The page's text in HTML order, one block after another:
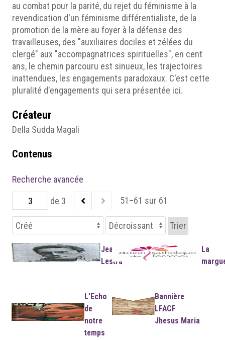
au combat pour la parité, du rejet du féminisme à la
revendication d'un féminisme différentialiste, de la
promotion de la mère au foyer à la défense des
travailleuses, des "auxiliaires dociles et zélées du
clergé" aux "accompagnatrices spirituelles", en cent
ans, le chemin parcouru est sinueux, les trajectoires
inattendues, les engagements paradoxaux. C'est cette
pluralité d'engagements qui sera présentée ici.
Créateur
Della Sudda Magali
Contenus
de 3 51–61 sur 61
Recherche avancée
Trier
Jeanne
Lestra
La
L'Echo
de
notre
temps
Bannière
LFACF
Jhesus Maria